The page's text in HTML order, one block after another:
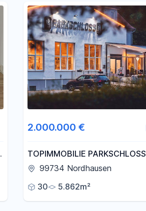
2.000.000 €
TOPIMMOBILIE PARKSCHLOSS
Nordhausen
99734 Nordhausen
30
5.862m²